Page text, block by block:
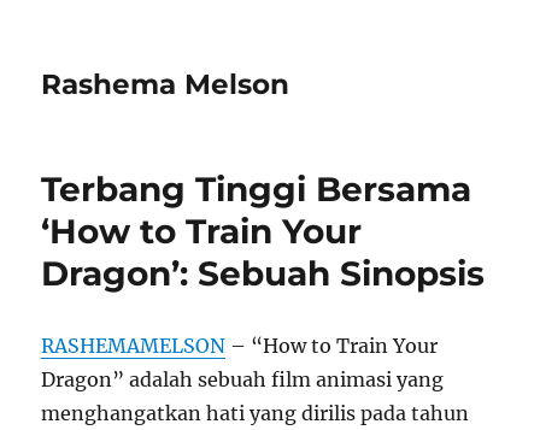
Rashema Melson
Terbang Tinggi Bersama
‘How to Train Your
Dragon’: Sebuah Sinopsis
RASHEMAMELSON – “How to Train Your
Dragon” adalah sebuah film animasi yang
menghangatkan hati yang dirilis pada tahun